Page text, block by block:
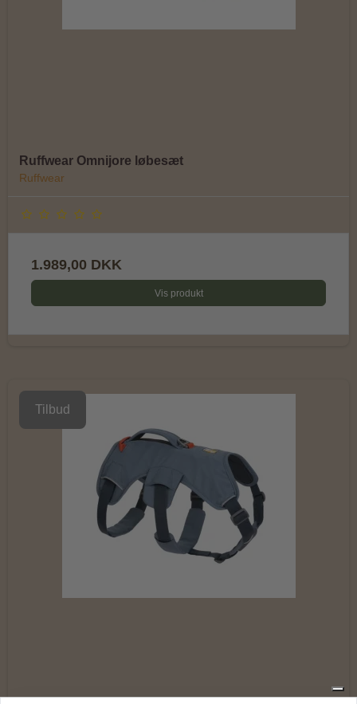
Ruffwear Omnijore løbesæt
Ruffwear
1.989,00 DKK
Vis produkt
Tilbud